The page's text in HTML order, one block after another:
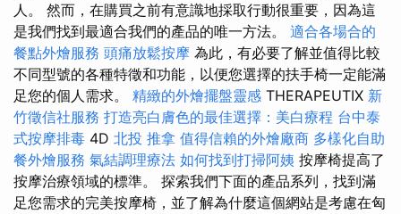
人。 然而，在購買之前有意識地採取行動很重要，因為這
是我們找到最適合我們的產品的唯一方法。 適合各場合的
餐點外燴服務 頭痛放鬆按摩 為此，有必要了解並值得比較
不同型號的各種特徵和功能，以便您選擇的扶手椅一定能滿
足您的個人需求。 精緻的外燴擺盤靈感 THERAPEUTIX 新
竹徵信社服務 打造亮白膚色的最佳選擇：美白療程 台中泰
式按摩排毒 4D 北投 推拿 值得信賴的外燴廠商 多樣化自助
餐外燴服務 氣結調理療法 如何找到打掃阿姨 按摩椅提高了
按摩治療領域的標準。 探索我們下面的產品系列，找到滿
足您需求的完美按摩椅，並了解為什麼這個網站是考慮在匈